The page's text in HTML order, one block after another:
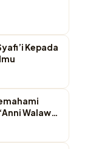
Kepada
Walaw